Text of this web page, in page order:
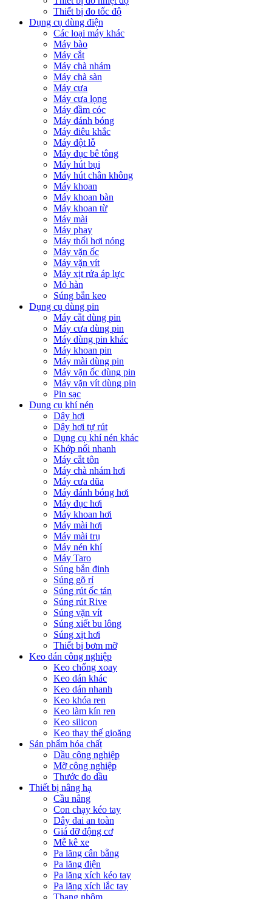
Thiết bị đo tốc độ
Dụng cụ dùng điện
Các loại máy khác
Máy bào
Máy cắt
Máy chà nhám
Máy chà sàn
Máy cưa
Máy cưa lọng
Máy đầm cóc
Máy đánh bóng
Máy điêu khắc
Máy đột lỗ
Máy đục bê tông
Máy hút bụi
Máy hút chân không
Máy khoan
Máy khoan bàn
Máy khoan từ
Máy mài
Máy phay
Máy thổi hơi nóng
Máy vặn ốc
Máy vặn vít
Máy xịt rửa áp lực
Mỏ hàn
Súng bắn keo
Dụng cụ dùng pin
Máy cắt dùng pin
Máy cưa dùng pin
Máy dùng pin khác
Máy khoan pin
Máy mài dùng pin
Máy vặn ốc dùng pin
Máy vặn vít dùng pin
Pin sạc
Dụng cụ khí nén
Dây hơi
Dây hơi tự rút
Dụng cụ khí nén khác
Khớp nối nhanh
Máy cắt tôn
Máy chà nhám hơi
Máy cưa dũa
Máy đánh bóng hơi
Máy đục hơi
Máy khoan hơi
Máy mài hơi
Máy mài trụ
Máy nén khí
Máy Taro
Súng bắn đinh
Súng gõ rỉ
Súng rút ốc tán
Súng rút Rive
Súng vặn vít
Súng xiết bu lông
Súng xịt hơi
Thiết bị bơm mỡ
Keo dán công nghiệp
Keo chống xoay
Keo dán khác
Keo dán nhanh
Keo khóa ren
Keo làm kín ren
Keo silicon
Keo thay thế gioăng
Sản phẩm hóa chất
Dầu công nghiệp
Mỡ công nghiệp
Thước đo dầu
Thiết bị nâng hạ
Cầu nâng
Con chạy kéo tay
Dây đai an toàn
Giá đỡ động cơ
Mễ kê xe
Pa lăng cân bằng
Pa lăng điện
Pa lăng xích kéo tay
Pa lăng xích lắc tay
Thang nhôm